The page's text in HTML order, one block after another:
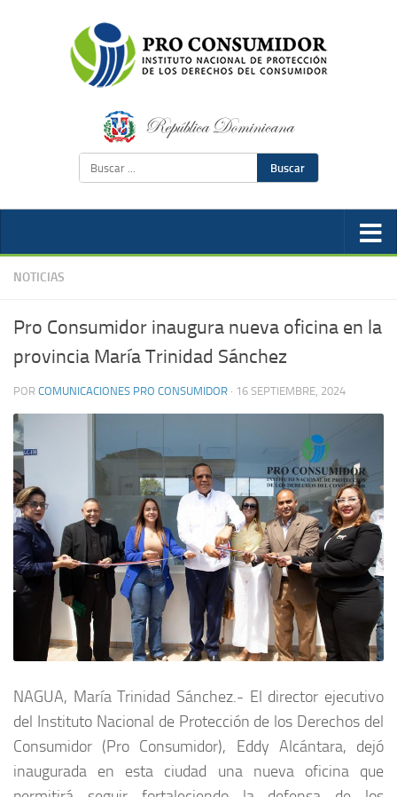
Buscar
NOTICIAS
Pro Consumidor inaugura nueva oficina en la
provincia María Trinidad Sánchez
POR COMUNICACIONES PRO CONSUMIDOR · 16 SEPTIEMBRE, 2024
NAGUA, María Trinidad Sánchez.- El director ejecutivo
del Instituto Nacional de Protección de los Derechos del
Consumidor (Pro Consumidor), Eddy Alcántara, dejó
inaugurada en esta ciudad una nueva oficina que